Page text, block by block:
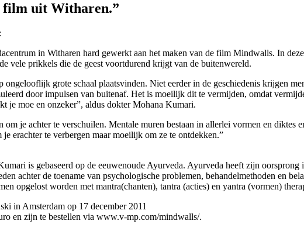
film uit Witharen.”
:
in Witharen hard gewerkt aan het maken van de film Mindwalls. In
vele prikkels die de geest voortdurend krijgt van de buitenwereld.
grote schaal plaatsvinden. Niet eerder in de geschiedenis krijgen
door impulsen van buitenaf. Het is moeilijk dit te vermijden, omdat
je moe en onzeker”, aldus dokter Mohana Kumari.
je achter te verschuilen. Mentale muren bestaan in allerlei vormen en
erachter te verbergen maar moeilijk om ze te ontdekken.”
is gebaseerd op de eeuwenoude Ayurveda. Ayurveda heeft zijn
achter de toename van psychologische problemen, behandelmethoden en
opgelost worden met mantra(chanten), tantra (acties) en yantra (vormen)
in Amsterdam op 17 december 2011
en zijn te bestellen via www.v-mp.com/mindwalls/.